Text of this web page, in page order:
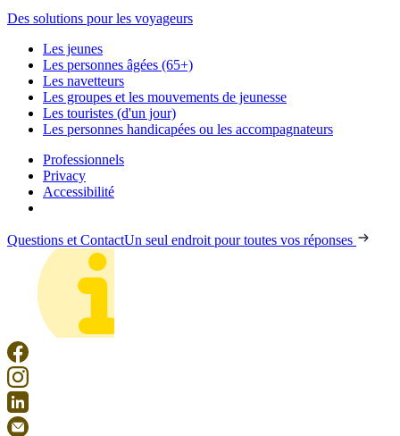
Des solutions pour les voyageurs
Les jeunes
Les personnes âgées (65+)
Les navetteurs
Les groupes et les mouvements de jeunesse
Les touristes (d'un jour)
Les personnes handicapées ou les accompagnateurs
Professionnels
Privacy
Accessibilité
Questions et ContactUn seul endroit pour toutes vos réponses